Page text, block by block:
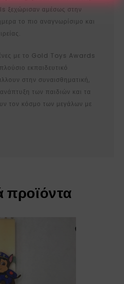
αμέσως στην
το πιο αναγνωρίσιμο και
με το Gold Toys Awards
εκπαιδευτικό
στην συναισθηματική,
των παιδιών και τα
τον κόσμο των μεγάλων με
προϊόντα